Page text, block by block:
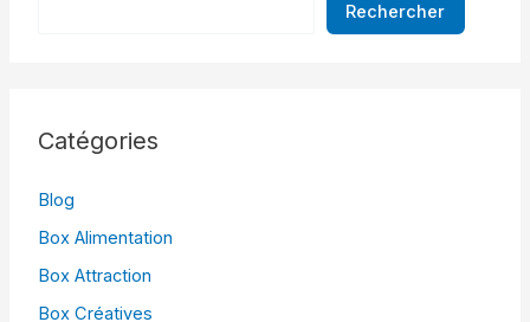
Rechercher
Catégories
Blog
Box Alimentation
Box Attraction
Box Créatives